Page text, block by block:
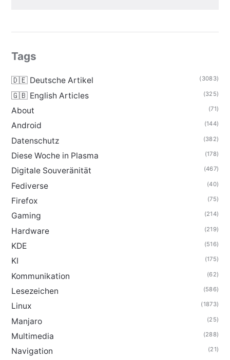
Tags
🇩🇪 Deutsche Artikel (3083)
🇬🇧 English Articles (325)
About (71)
Android (144)
Datenschutz (382)
Diese Woche in Plasma (178)
Digitale Souveränität (467)
Fediverse (40)
Firefox (75)
Gaming (214)
Hardware (219)
KDE (516)
KI (175)
Kommunikation (62)
Lesezeichen (586)
Linux (1873)
Manjaro (25)
Multimedia (288)
Navigation (21)